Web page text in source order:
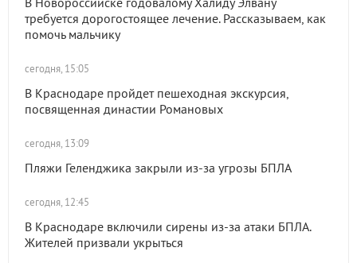
требуется дорогостоящее лечение. Рассказываем, как
помочь мальчику
сегодня, 15:05
В Краснодаре пройдет пешеходная экскурсия,
посвященная династии Романовых
сегодня, 13:09
Пляжи Геленджика закрыли из-за угрозы БПЛА
сегодня, 12:45
В Краснодаре включили сирены из-за атаки БПЛА.
Жителей призвали укрыться